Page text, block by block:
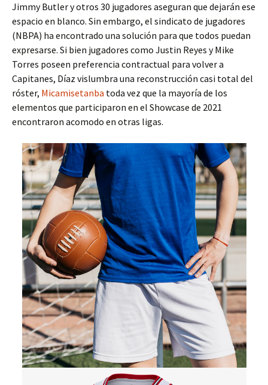
Jimmy Butler y otros 30 jugadores aseguran que dejarán ese
espacio en blanco. Sin embargo, el sindicato de jugadores
(NBPA) ha encontrado una solución para que todos puedan
expresarse. Si bien jugadores como Justin Reyes y Mike
Torres poseen preferencia contractual para volver a
Capitanes, Díaz vislumbra una reconstrucción casi total del
róster, Micamisetanba toda vez que la mayoría de los
elementos que participaron en el Showcase de 2021
encontraron acomodo en otras ligas.